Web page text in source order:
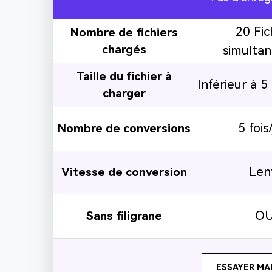
Nombre de fichiers
chargés
20
Taille du fichier à
charger
Inférieur à 5
Nombre de conversions 5
Vitesse de conversion
Sans filigrane
ESSAYER